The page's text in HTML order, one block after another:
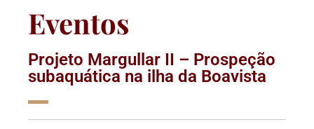
Eventos
Projeto Margullar II – Prospeção
subaquática na ilha da Boavista